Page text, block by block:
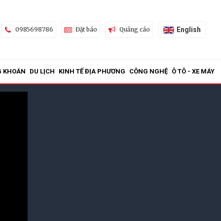
0985698786 Đặt báo Quảng cáo English
KHOÁN DU LỊCH KINH TẾ ĐỊA PHƯƠNG CÔNG NGHỆ Ô TÔ - XE MÁY